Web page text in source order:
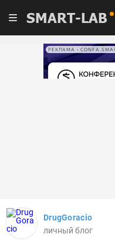
SMART-LAB
РЕКЛАМА •
DrugGoracio
личный блог